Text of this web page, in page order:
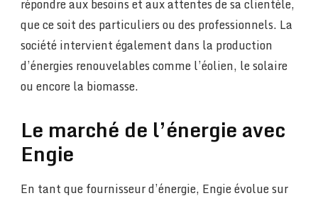
répondre aux besoins et aux attentes de sa clientèle,
que ce soit des particuliers ou des professionnels. La
société intervient également dans la production
d’énergies renouvelables comme l’éolien, le solaire
ou encore la biomasse.
Le marché de l’énergie avec
Engie
En tant que fournisseur d’énergie, Engie évolue sur